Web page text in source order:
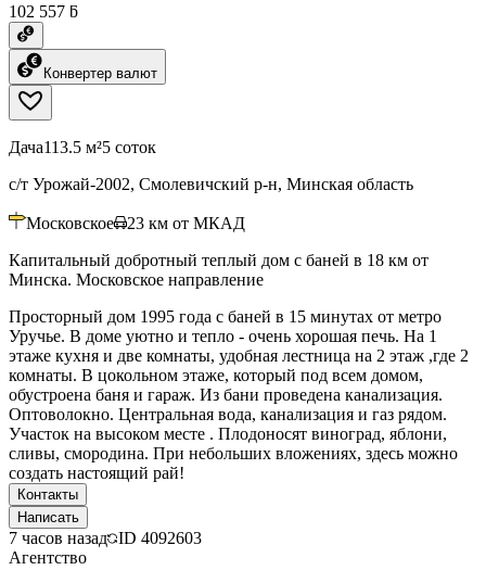
102 557 ƃ
Конвертер валют
Дача113.5 м²5 соток
с/т Урожай-2002, Смолевичский р-н, Минская область
Московское 23 км от МКАД
Капитальный добротный теплый дом с баней в 18 км от
Минска. Московское направление
Просторный дом 1995 года с баней в 15 минутах от метро
Уручье. В доме уютно и тепло - очень хорошая печь. На 1
этаже кухня и две комнаты, удобная лестница на 2 этаж ,где 2
комнаты. В цокольном этаже, который под всем домом,
обустроена баня и гараж. Из бани проведена канализация.
Оптоволокно. Центральная вода, канализация и газ рядом.
Участок на высоком месте . Плодоносят виноград, яблони,
сливы, смородина. При небольших вложениях, здесь можно
создать настоящий рай!
Контакты
Написать
7 часов назад ID 4092603
Агентство